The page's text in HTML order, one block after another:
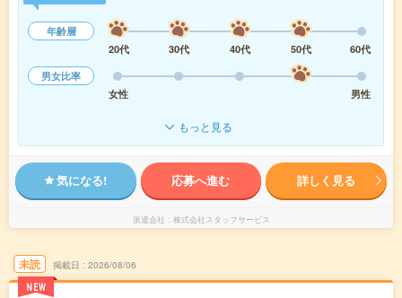
年齢層
20代
30代 40代 50代
60代
男女比率
女性
男性
もっと見る
気になる! 応募へ進む 詳しく見る
派遣会社 株式会社スタッフサービス
未読
NEW
掲載日 2026/08/06